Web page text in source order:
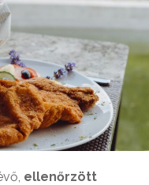
ellenőrzött